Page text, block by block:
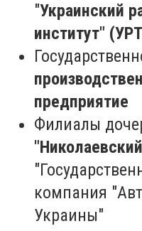
"Украинский
институт"
предприятие
Филиалы
компания
Украины"